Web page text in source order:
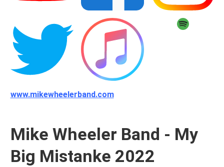
www.mikewheelerband.com
Mike Wheeler Band - My
Big Mistanke 2022